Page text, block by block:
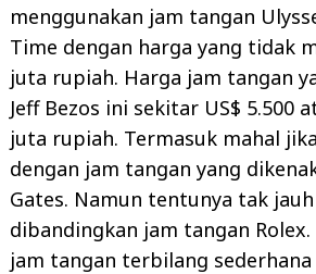
menggunakan jam tangan
Time dengan harga yang tidak
juta rupiah. Harga jam tangan
Jeff Bezos ini sekitar US$ 5.500
juta rupiah. Termasuk mahal
dengan jam tangan yang
Gates. Namun tentunya tak
dibandingkan jam tangan
jam tangan terbilang